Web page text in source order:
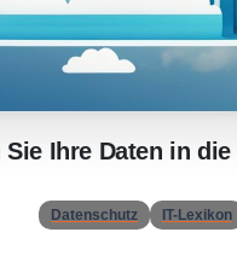
Sie Ihre Daten in die
Datenschutz IT-Lexikon